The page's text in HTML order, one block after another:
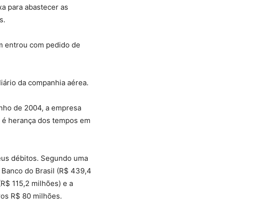
para abastecer as
entrou com pedido de
da companhia aérea.
de 2004, a empresa
herança dos tempos em
débitos. Segundo uma
do Brasil (R$ 439,4
115,2 milhões) e a
R$ 80 milhões.